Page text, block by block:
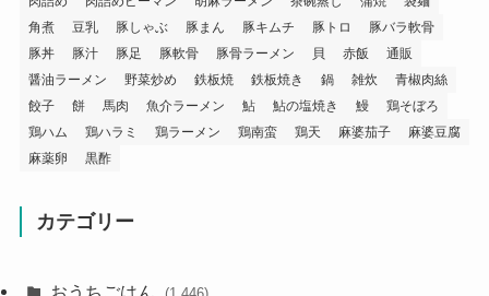
角煮
豆乳 豚しゃぶ 豚まん 豚キムチ 豚トロ
豚バラ軟骨
豚丼
豚汁 豚足 豚軟骨 豚骨ラーメン 貝 赤飯
通販
醤油ラーメン
野菜炒め 鉄板焼 鉄板焼き 鍋 雑炊
青椒肉絲
餃子
餅 馬肉 魚介ラーメン 鮎 鮎の塩焼き 鰻
鶏そぼろ
鶏ハム
鶏ハラミ 鶏ラーメン 鶏南蛮 鶏天 麻婆茄子
麻婆豆腐
麻薬卵
黒酢
カテゴリー
おうちごはん